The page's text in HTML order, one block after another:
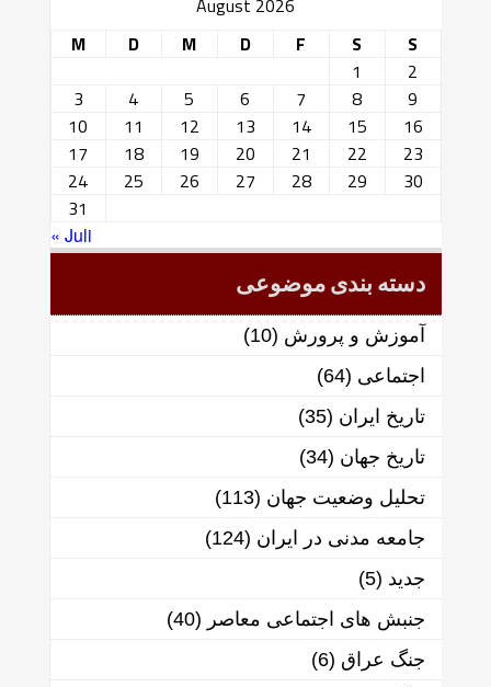
August 2026
M
D M D F S
S
1
2
3
4 5 6 7 8
9
10
11 12 13 14 15
16
17
18 19 20 21 22
23
24
25 26 27 28 29
30
31
« Juli
دسته بندی موضوعی
آموزش و پرورش (10)
اجتماعی (64)
تاریخ ایران (35)
تاریخ جهان (34)
تحلیل وضعیت جهان (113)
جامعه مدنی در ایران (124)
جدید (5)
جنبش های اجتماعی معاصر (40)
جنگ عراق (6)